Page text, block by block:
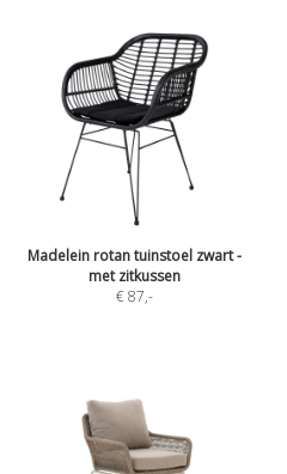
Madelein rotan tuinstoel zwart -
met zitkussen
€ 87,-